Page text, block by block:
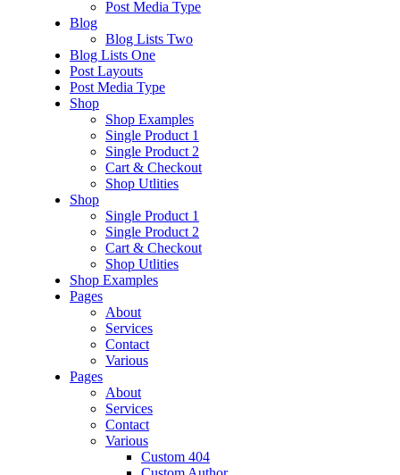
Post Media Type
Blog
Blog Lists Two
Blog Lists One
Post Layouts
Post Media Type
Shop
Shop Examples
Single Product 1
Single Product 2
Cart & Checkout
Shop Utlities
Shop
Single Product 1
Single Product 2
Cart & Checkout
Shop Utlities
Shop Examples
Pages
About
Services
Contact
Various
Pages
About
Services
Contact
Various
Custom 404